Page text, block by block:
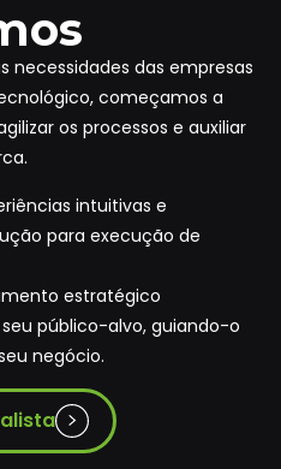
necessidades das empresas
começamos a
os processos e auxiliar
intuitivas e
para execução de
estratégico
público-alvo, guiando-o
negócio.